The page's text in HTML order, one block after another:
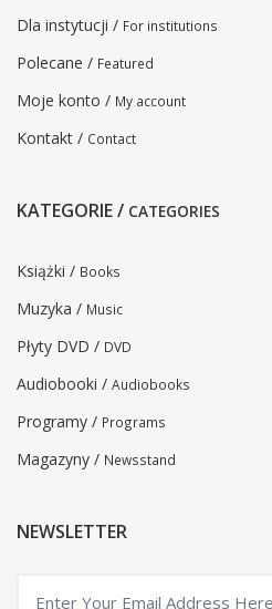
Dla instytucji / For institutions
Polecane / Featured
Moje konto / My account
Kontakt / Contact
KATEGORIE / CATEGORIES
Książki / Books
Muzyka / Music
Płyty DVD / DVD
Audiobooki / Audiobooks
Programy / Programs
Magazyny / Newsstand
NEWSLETTER